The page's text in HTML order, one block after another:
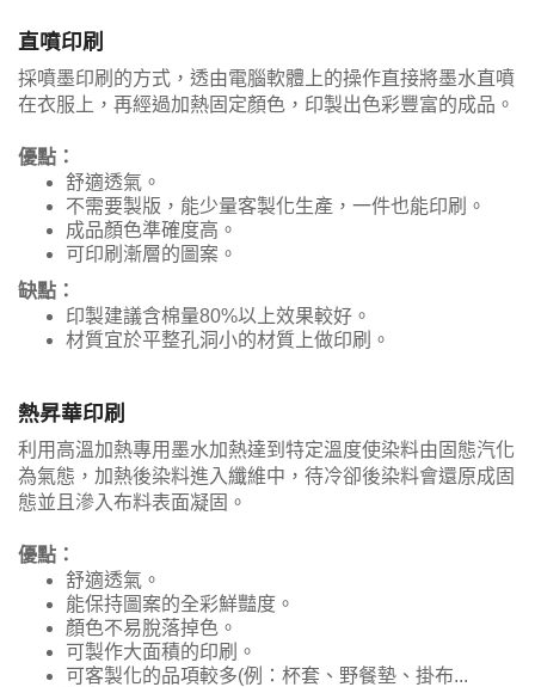
直噴印刷
採噴墨印刷的方式，透由電腦軟體上的操作直接將墨水直噴
在衣服上，再經過加熱固定顏色，印製出色彩豐富的成品。
優點：
舒適透氣。
不需要製版，能少量客製化生產，一件也能印刷。
成品顏色準確度高。
可印刷漸層的圖案。
缺點：
印製建議含棉量80%以上效果較好。
材質宜於平整孔洞小的材質上做印刷。
熱昇華印刷
利用高溫加熱專用墨水加熱達到特定溫度使染料由固態汽化
為氣態，加熱後染料進入纖維中，待冷卻後染料會還原成固
態並且滲入布料表面凝固。
優點：
舒適透氣。
能保持圖案的全彩鮮豔度。
顏色不易脫落掉色。
可製作大面積的印刷。
可客製化的品項較多(例：杯套、野餐墊、掛布...